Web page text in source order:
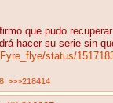
que pudo
hacer su serie sin
status/
>>>218414